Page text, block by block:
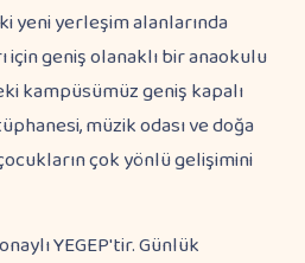
yeni yerleşim alanlarında
için geniş olanaklı bir anaokulu
kampüsümüz geniş kapalı
müzik odası ve doğa
çok yönlü gelişimini
YEGEP'tir. Günlük